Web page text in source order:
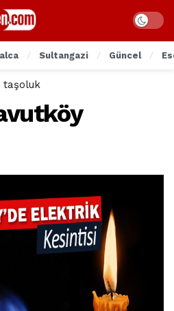
Sultangazi Güncel
taşoluk